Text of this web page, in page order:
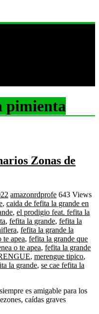
pimienta
Zonas de
amazonrdprofe 643 Views
, caida de fefita la grande en
, el prodigio feat. fefita la
, fefita la grande, fefita la
, fefita la grande la
te apea, fefita la grande que
o te apea, fefita la grande
, merengue tipico,
la grande, se cae fefita la
es amigable para los
caídas graves